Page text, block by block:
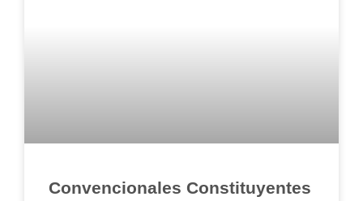
Convencionales Constituyentes